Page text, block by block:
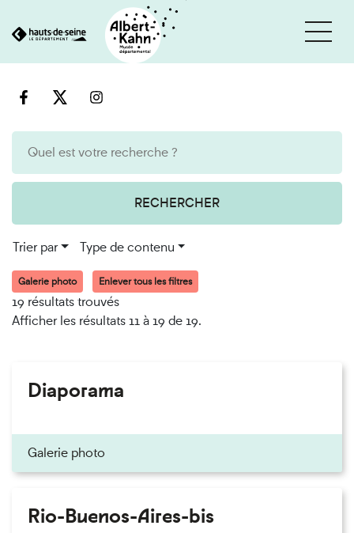
au
RECHERCHER
Trier par Type de contenu
Galerie photo Enlever tous les filtres
19 résultats trouvés
Afficher les résultats 11 à 19 de 19.
Diaporama
Galerie photo
Rio-Buenos-Aires-bis
Cookies et traceurs utilisés sur ce site